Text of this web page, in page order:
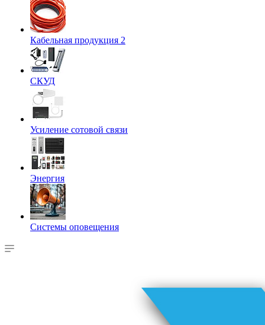
Кабельная продукция 2
СКУД
Усиление сотовой связи
Энергия
Системы оповещения